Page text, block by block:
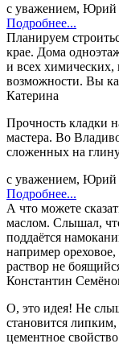
с уважением, Юрий
Подробнее...
Планируем
крае. Дома
и всех химических,
возможности. Вы
Катерина
Прочность кладки
мастера. Во
сложенных на
с уважением, Юрий
Подробнее...
А что можете
маслом. Слышал,
поддаётся
например
раствор не
Константин
О, это идея! Не
становится
цементное